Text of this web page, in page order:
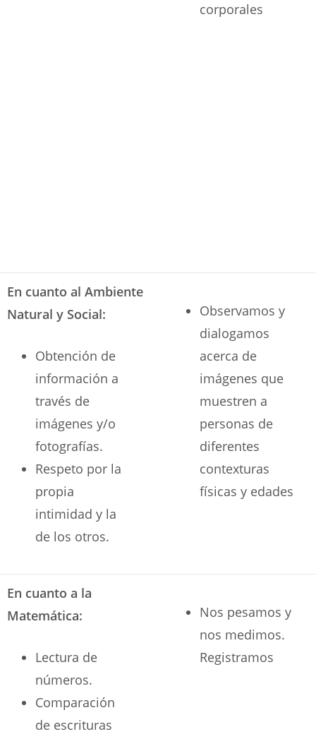
corporales
En cuanto al Ambiente
Natural y Social:
Obtención de
información a
través de
imágenes y/o
fotografías.
Respeto por la
propia
intimidad y la
de los otros.
Observamos y
dialogamos
acerca de
imágenes que
muestren a
personas de
diferentes
contexturas
físicas y edades
En cuanto a la
Matemática:
Lectura de
números.
Comparación
de escrituras
Nos pesamos y
nos medimos.
Registramos